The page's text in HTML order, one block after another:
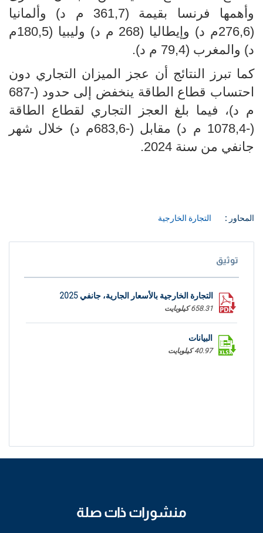
وأهمها فرنسا بقيمة (361,7 م د) وألمانيا
(276,6م د) وإيطاليا (268 م د) وليبيا (180,5م
د) والمغرب (79,4 م د).
كما تبرز النتائج أن عجز الميزان التجاري دون
احتساب قطاع الطاقة ينخفض إلى حدود (-687
م د)، فيما بلغ العجز التجاري لقطاع الطاقة
(-1078,4 م د) مقابل (-683,6م د) خلال شهر
جانفي من سنة 2024.
المحاور : التجارة الخارجية
توثيق
التجارة الخارجية بالأسعار الجارية، جانفي 2025
658.31 كيلوبايت
البيانات
40.97 كيلوبايت
منشورات ذات صلة